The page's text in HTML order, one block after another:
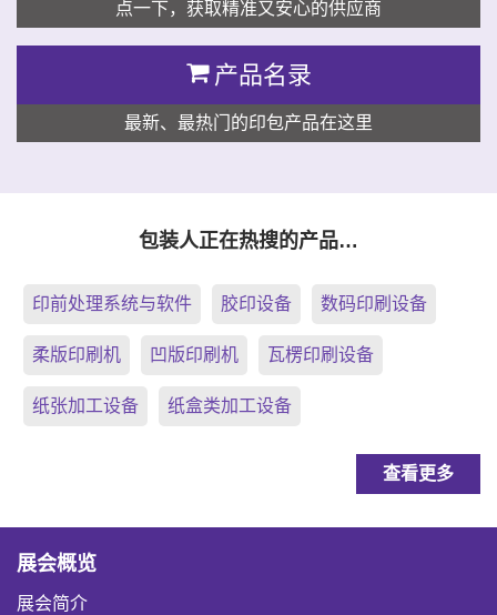
点一下，获取精准又安心的供应商
产品名录
最新、最热门的印包产品在这里
包装人正在热搜的产品…
印前处理系统与软件 胶印设备 数码印刷设备
柔版印刷机 凹版印刷机 瓦楞印刷设备
纸张加工设备 纸盒类加工设备
查看更多
展会概览
展会简介